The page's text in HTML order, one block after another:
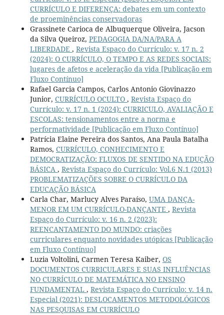
CURRÍCULO E DIFERENÇA: debates em um contexto
de proeminências conservadoras
Grassinete Carioca de Albuquerque Oliveira, Jacson
da Silva Queiroz, PEDAGOGIA DA/NA/PARA A
LIBERDADE , Revista Espaço do Currículo: v. 17 n. 2
(2024): O CURRÍCULO, O TEMPO E AS REDES SOCIAIS:
lugares de afetos e aceleração da vida [Publicação em
Fluxo Contínuo]
Rafael Garcia Campos, Carlos Antonio Giovinazzo
Junior, CURRÍCULO OCULTO , Revista Espaço do
Currículo: v. 17 n. 1 (2024): CURRICULO, AVALIAÇÃO E
ESCOLAS: tensionamentos entre a norma e
performatividade [Publicação em Fluxo Contínuo]
Patrícia Elaine Pereira dos Santos, Ana Paula Batalha
Ramos, CURRÍCULO, CONHECIMENTO E
DEMOCRATIZAÇÃO: FLUXOS DE SENTIDO NA EDUÇÃO
BÁSICA , Revista Espaço do Currículo: Vol.6 N.1 (2013)
PROBLEMATIZAÇÕES SOBRE O CURRÍCULO DA
EDUCAÇÃO BÁSICA
Carla Char, Marlucy Alves Paraíso, UMA DANÇA-
MENOR EM UM CURRÍCULO-DANÇANTE , Revista
Espaço do Currículo: v. 16 n. 2 (2023):
REENCANTAMENTO DO MUNDO: criações
curriculares enquanto novidades utópicas [Publicação
em Fluxo Contínuo]
Luzia Voltolini, Carmen Teresa Kaiber, OS
DOCUMENTOS CURRICULARES E SUAS INFLUÊNCIAS
NO CURRÍCULO DE MATEMÁTICA NO ENSINO
FUNDAMENTAL , Revista Espaço do Currículo: v. 14 n.
Especial (2021): DESLOCAMENTOS METODOLÓGICOS
NAS PESQUISAS EM CURRÍCULO